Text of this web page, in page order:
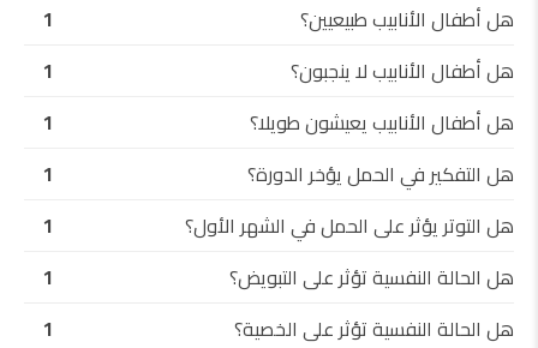
هل أطفال الأنابيب طبيعيين؟
1
هل أطفال الأنابيب لا ينجبون؟
1
هل أطفال الأنابيب يعيشون طويلا؟
1
هل التفكير في الحمل يؤخر الدورة؟
1
هل التوتر يؤثر على الحمل في الشهر الأول؟
1
هل الحالة النفسية تؤثر على التبويض؟
1
هل الحالة النفسية تؤثر على الخصية؟
1